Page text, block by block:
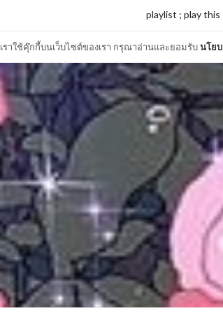
เราใช้คุ๊กกี้บนเว็บไซต์ของเรา กรุณาอ่านและยอมรับนโย
playlist ; play this